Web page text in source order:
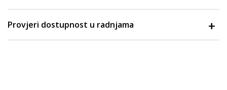
Provjeri dostupnost u radnjama